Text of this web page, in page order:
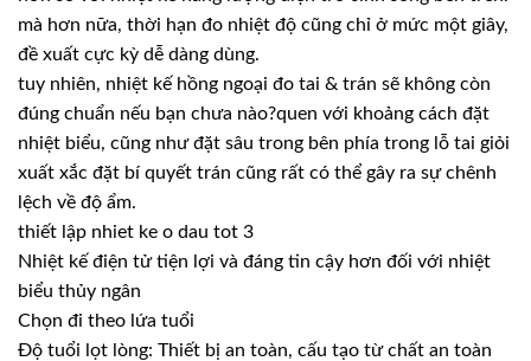
mà hơn nữa, thời hạn đo nhiệt độ cũng chỉ ở mức một giây,
đề xuất cực kỳ dễ dàng dùng.
tuy nhiên, nhiệt kế hồng ngoại đo tai & trán sẽ không còn
đúng chuẩn nếu bạn chưa nào?quen với khoảng cách đặt
nhiệt biểu, cũng như đặt sâu trong bên phía trong lỗ tai giỏi
xuất xắc đặt bí quyết trán cũng rất có thể gây ra sự chênh
lệch về độ ẩm.
thiết lập nhiet ke o dau tot 3
Nhiệt kế điện tử tiện lợi và đáng tin cậy hơn đối với nhiệt
biểu thủy ngân
Chọn đi theo lứa tuổi
Độ tuổi lọt lòng: Thiết bị an toàn, cấu tạo từ chất an toàn